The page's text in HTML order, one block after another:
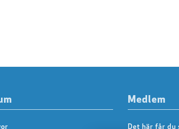
Medlem
Det här får du